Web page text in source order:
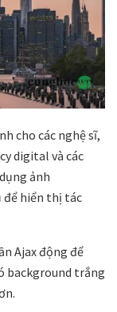
cho các nghệ sĩ,
digital và các
ảnh
để hiển thị tác
Ajax động để
background trắng